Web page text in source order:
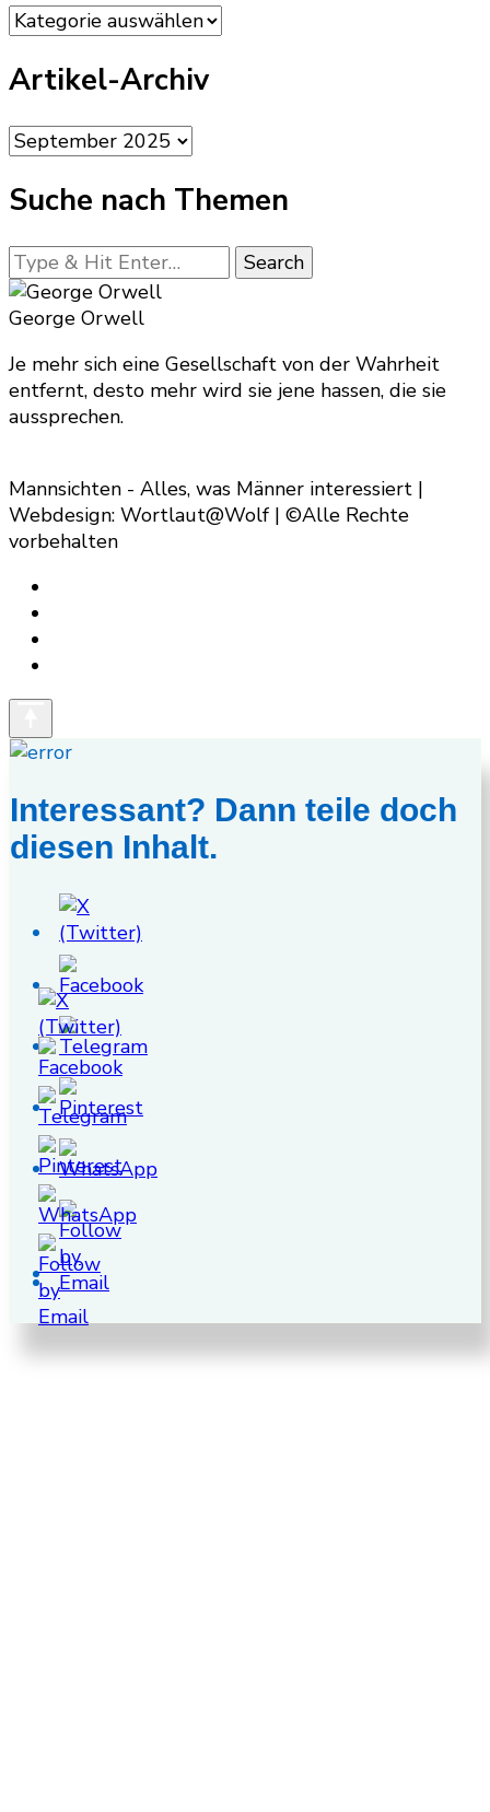
Kategorien
Artikel-Archiv
Artikel-
Archiv
Suche nach Themen
Looking
for
Something?
George Orwell
Je mehr sich eine Gesellschaft von der Wahrheit
entfernt, desto mehr wird sie jene hassen, die sie
aussprechen.
Mannsichten - Alles, was Männer interessiert |
Webdesign: Wortlaut@Wolf | ©Alle Rechte
vorbehalten
Interessant? Dann teile doch
diesen Inhalt.